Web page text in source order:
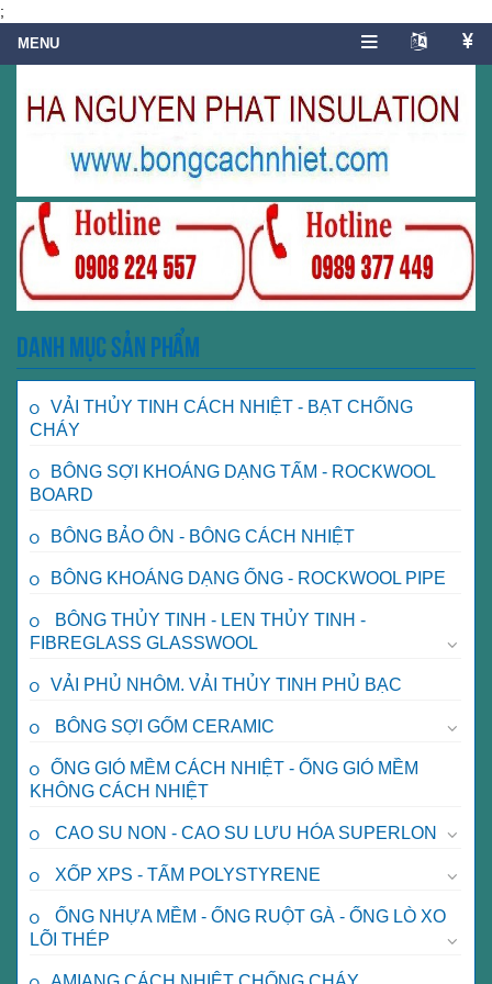
;
Danh mục sản phẩm
VẢI THỦY TINH CÁCH NHIỆT - BẠT CHỐNG
CHÁY
BÔNG SỢI KHOÁNG DẠNG TẤM - ROCKWOOL
BOARD
BÔNG BẢO ÔN - BÔNG CÁCH NHIỆT
BÔNG KHOÁNG DẠNG ỐNG - ROCKWOOL PIPE
BÔNG THỦY TINH - LEN THỦY TINH -
FIBREGLASS GLASSWOOL
VẢI PHỦ NHÔM. VẢI THỦY TINH PHỦ BẠC
BÔNG SỢI GỐM CERAMIC
ỐNG GIÓ MỀM CÁCH NHIỆT - ỐNG GIÓ MỀM
KHÔNG CÁCH NHIỆT
CAO SU NON - CAO SU LƯU HÓA SUPERLON
XỐP XPS - TẤM POLYSTYRENE
ỐNG NHỰA MỀM - ỐNG RUỘT GÀ - ỐNG LÒ XO
LÕI THÉP